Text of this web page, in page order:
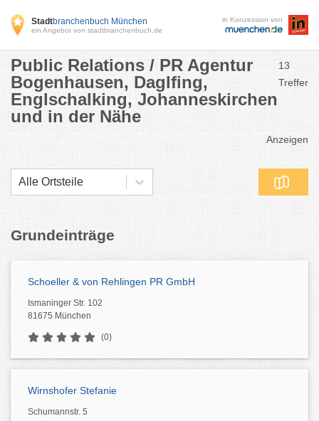
Stadtbranchenbuch München
ein Angebot von stadtbranchenbuch.de
in Konzession von
Public Relations / PR Agentur
Bogenhausen, Daglfing,
Englschalking, Johanneskirchen
und in der Nähe
13
Treffer
Anzeigen
Alle Ortsteile
Grundeinträge
Schoeller & von Rehlingen PR GmbH
Ismaninger Str. 102
81675 München
(0)
Wirnshofer Stefanie
Schumannstr. 5